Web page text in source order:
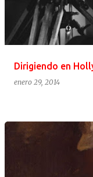
Dirigiendo en
enero 29, 2014